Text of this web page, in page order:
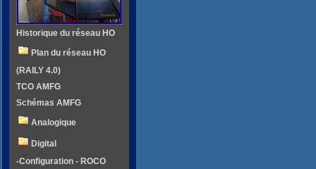
Historique du réseau HO
Plan du réseau HO
(RAILY 4.0)
TCO AMFG
Schémas AMFG
Analogique
Digital
-Configuration - ROCO